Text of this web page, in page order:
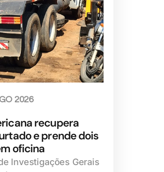
2026
recupera
e prende dois
oficina
Investigações Gerais